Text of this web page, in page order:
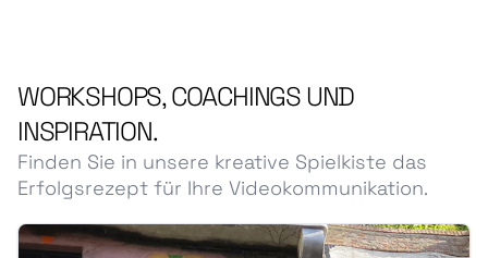
WORKSHOPS, COACHINGS UND
INSPIRATION.
Finden Sie in unsere kreative Spielkiste das
Erfolgsrezept für Ihre Videokommunikation.